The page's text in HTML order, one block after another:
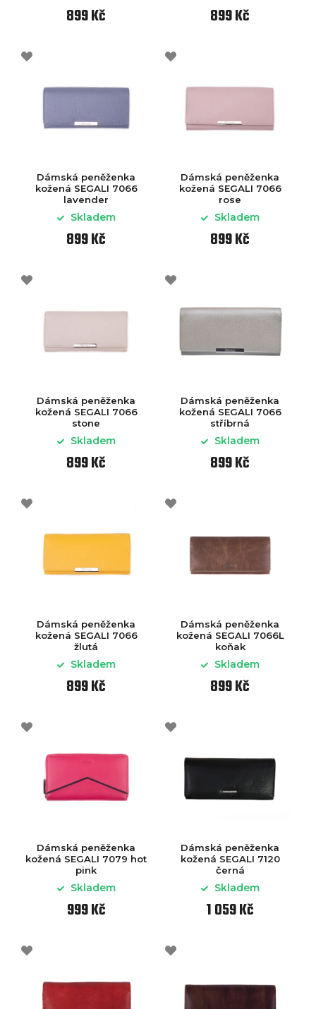
899 Kč 899 Kč
Dámská peněženka
kožená SEGALI 7066
lavender
Skladem
899 Kč
Dámská peněženka
kožená SEGALI 7066
rose
Skladem
899 Kč
Dámská peněženka
kožená SEGALI 7066
stone
Skladem
899 Kč
Dámská peněženka
kožená SEGALI 7066
stříbrná
Skladem
899 Kč
Dámská peněženka
kožená SEGALI 7066
žlutá
Skladem
899 Kč
Dámská peněženka
kožená SEGALI 7066L
koňak
Skladem
899 Kč
Dámská peněženka
kožená SEGALI 7079 hot
pink
Skladem
999 Kč
Dámská peněženka
kožená SEGALI 7120
černá
Skladem
1 059 Kč